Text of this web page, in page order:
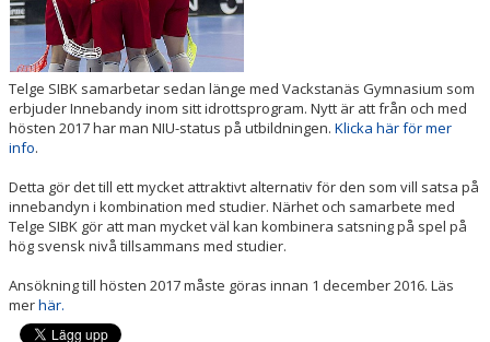
Telge SIBK samarbetar sedan länge med Vackstanäs Gymnasium som
erbjuder Innebandy inom sitt idrottsprogram. Nytt är att från och med
hösten 2017 har man NIU-status på utbildningen. Klicka här för mer
info.
Detta gör det till ett mycket attraktivt alternativ för den som vill satsa på
innebandyn i kombination med studier. Närhet och samarbete med
Telge SIBK gör att man mycket väl kan kombinera satsning på spel på
hög svensk nivå tillsammans med studier.
Ansökning till hösten 2017 måste göras innan 1 december 2016. Läs
merhär.